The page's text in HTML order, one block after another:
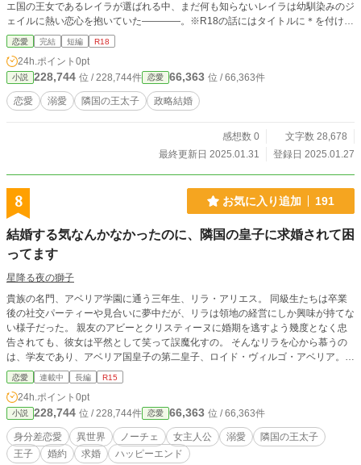
エ国の王女であるレイラが選ばれる中、まだ何も知らないレイラは幼馴染みのジ
ェイルに熱い恋心を抱いていた――――。※R18の話にはタイトルに＊を付けて
います。
恋愛 完結 短編 R18
24h.ポイント 0pt
小説 228,744 位 / 228,744件 恋愛 66,363 位 / 66,363件
恋愛 溺愛 隣国の王太子 政略結婚
感想数 0
文字数 28,678
最終更新日 2025.01.31
登録日 2025.01.27
8 お気に入り追加 191
結婚する気なんかなかったのに、隣国の皇子に求婚されて困
ってます
星降る夜の獅子
貴族の名門、アベリア学園に通う三年生、リラ・アリエス。 同級生たちは卒業
後の社交パーティーや見合いに夢中だが、リラは領地の経営にしか興味が持てな
い様子だった。 親友のアビーとクリスティーヌに婚期を逃すよう幾度となく忠
告されても、彼女は平然として笑って誤魔化すの。 そんなリラを心から慕うの
は、学友であり、アベリア国皇子の第二皇子、ロイド・ヴィルゴ・アベリア。
ロイドは密かに成人式の宴の後、リラに求婚するつもりで準備をしていた。 し
かし、その時、たまたま列席していたのは、類稀なる美貌を持つアクイラ国第一
皇子、クライヴ・レオ・アクイラだった。 驚くべきことに、クライヴはロイド
の目の前で、恋焦がれるリラをダンスに誘うのだ！ この信じがたい出来事に、
ロイドは嫉妬に震え、取り乱す。一方、リラはクライヴの美貌に見惚れ、抗うこ
とができない。 これは、異世界王宮で繰り広げられるドキドキのラブストーリ
ー。 ☆★☆ 重複投稿のお知らせ ☆★☆ 『小説家になろう』さまでも同様のもの
恋愛 連載中 長編 R15
24h.ポイント 0pt
小説 228,744 位 / 228,744件 恋愛 66,363 位 / 66,363件
身分差恋愛 異世界 ノーチェ 女主人公 溺愛
隣国の王太子
王子
婚約 求婚 ハッピーエンド